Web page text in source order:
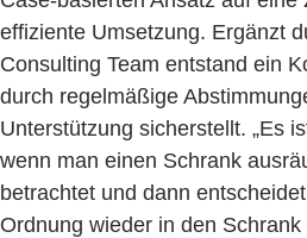
effiziente Umsetzung. Ergänzt
Consulting Team entstand ein
durch regelmäßige
Unterstützung sicherstellt. „Es
wenn man einen Schrank
betrachtet und dann
Ordnung wieder in den Schrank